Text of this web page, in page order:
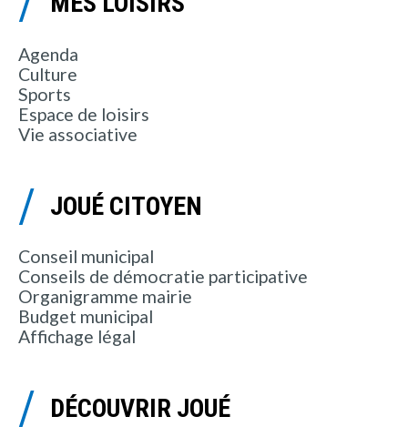
Agenda
Culture
Sports
Espace de loisirs
Vie associative
JOUÉ CITOYEN
Conseil municipal
Conseils de démocratie participative
Organigramme mairie
Budget municipal
Affichage légal
DÉCOUVRIR JOUÉ